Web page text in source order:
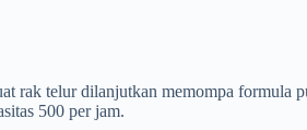
rak telur dilanjutkan memompa
500 per jam.